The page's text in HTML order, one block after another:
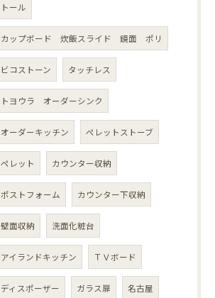
トール
カップボード 炊飯スライド 鏡面 ポリ
ビコストーン タッチレス
トヨウラ オーダーシンク
オーダーキッチン ペレットストーブ
ペレット カウンター収納
ポストフォーム カウンター下収納
壁面収納 洗面化粧台
アイランドキッチン ＴＶボード
ディスポーザー ガラス扉 名古屋